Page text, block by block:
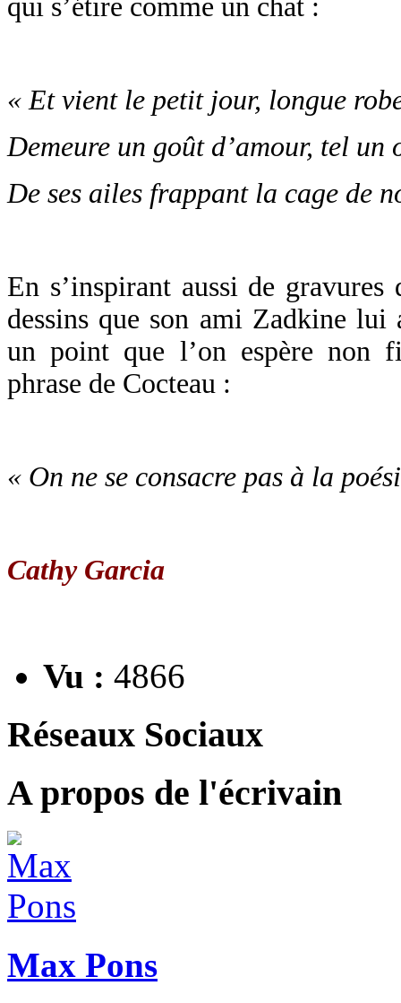
qui s’étire comme un chat :
« Et vient le petit jour, longue
Demeure un goût d’amour, tel un
De ses ailes frappant la cage de
En s’inspirant aussi de
dessins que son ami Zadkine lui
un point que l’on espère non
phrase de Cocteau :
« On ne se consacre pas à la
Cathy Garcia
Vu : 4866
Réseaux Sociaux
A propos de l'écrivain
Max Pons